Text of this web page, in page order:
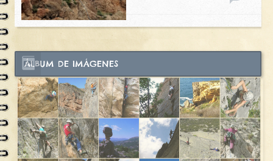
ÁLBUM DE IMÁGENES